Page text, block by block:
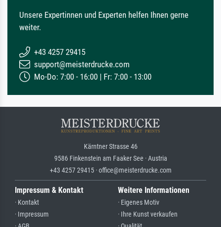
Unsere Expertinnen und Experten helfen Ihnen gerne
weiter.
+43 4257 29415
support@meisterdrucke.com
Mo-Do: 7:00 - 16:00 | Fr: 7:00 - 13:00
Kärntner Strasse 46
9586 Finkenstein am Faaker See · Austria
+43 4257 29415 · office@meisterdrucke.com
Impressum & Kontakt
· Kontakt
· Impressum
Weitere Informationen
· Eigenes Motiv
· Ihre Kunst verkaufen